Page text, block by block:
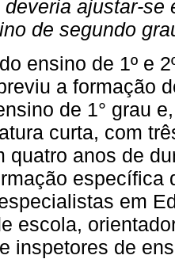
deveria ajustar-se
de segundo
ensino de 1º e
a formação
de 1° grau
curta, com
quatro anos de
específica
em
escola,
inspetores de